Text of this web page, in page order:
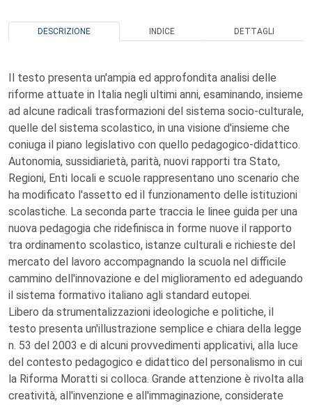
DESCRIZIONE INDICE DETTAGLI
Il testo presenta un'ampia ed approfondita analisi delle
riforme attuate in Italia negli ultimi anni, esaminando, insieme
ad alcune radicali trasformazioni del sistema socio-culturale,
quelle del sistema scolastico, in una visione d'insieme che
coniuga il piano legislativo con quello pedagogico-didattico.
Autonomia, sussidiarietà, parità, nuovi rapporti tra Stato,
Regioni, Enti locali e scuole rappresentano uno scenario che
ha modificato l'assetto ed il funzionamento delle istituzioni
scolastiche. La seconda parte traccia le linee guida per una
nuova pedagogia che ridefinisca in forme nuove il rapporto
tra ordinamento scolastico, istanze culturali e richieste del
mercato del lavoro accompagnando la scuola nel difficile
cammino dell'innovazione e del miglioramento ed adeguando
il sistema formativo italiano agli standard eutopei.
Libero da strumentalizzazioni ideologiche e politiche, il
testo presenta un'illustrazione semplice e chiara della legge
n. 53 del 2003 e di alcuni provvedimenti applicativi, alla luce
del contesto pedagogico e didattico del personalismo in cui
la Riforma Moratti si colloca. Grande attenzione è rivolta alla
creatività, all'invenzione e all'immaginazione, considerate